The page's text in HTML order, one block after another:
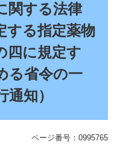
関する法律
する指定薬物
四に規定す
る省令の一
知）
ページ番号：0995765